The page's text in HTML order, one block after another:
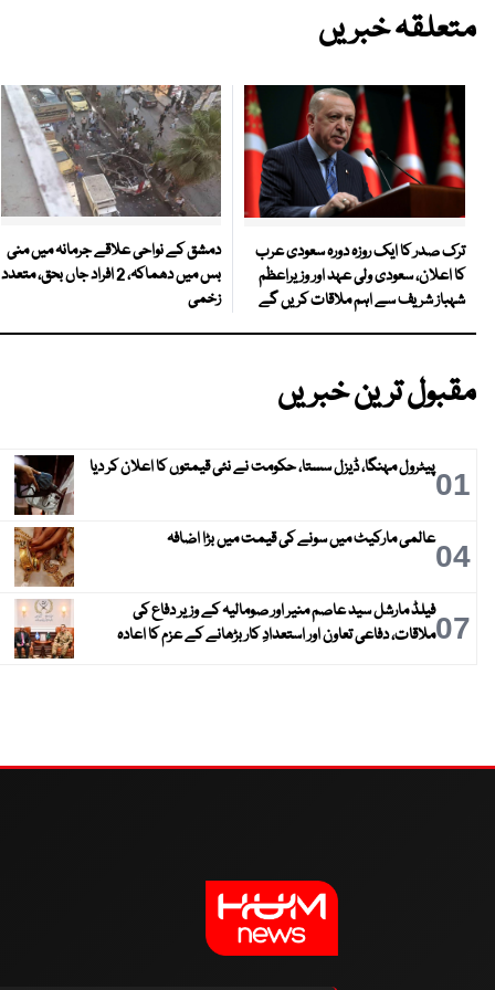
متعلقہ خبریں
ترک صدر کا ایک روزہ دورہ سعودی عرب
کا اعلان، سعودی ولی عہد اور وزیراعظم
شہباز شریف سے اہم ملاقات کریں گے
دمشق کے نواحی علاقے جرمانہ میں منی
بس میں دھماکہ، 2 افراد جاں بحق، متعدد
زخمی
مقبول ترین خبریں
01پیٹرول مہنگا، ڈیزل سستا، حکومت نے نئی قیمتوں کا اعلان کر دیا
04عالمی مارکیٹ میں سونے کی قیمت میں بڑا اضافہ
07فیلڈ مارشل سید عاصم منیر اور صومالیہ کے وزیر دفاع کی
ملاقات، دفاعی تعاون اور استعدادِ کار بڑھانے کے عزم کا اعادہ